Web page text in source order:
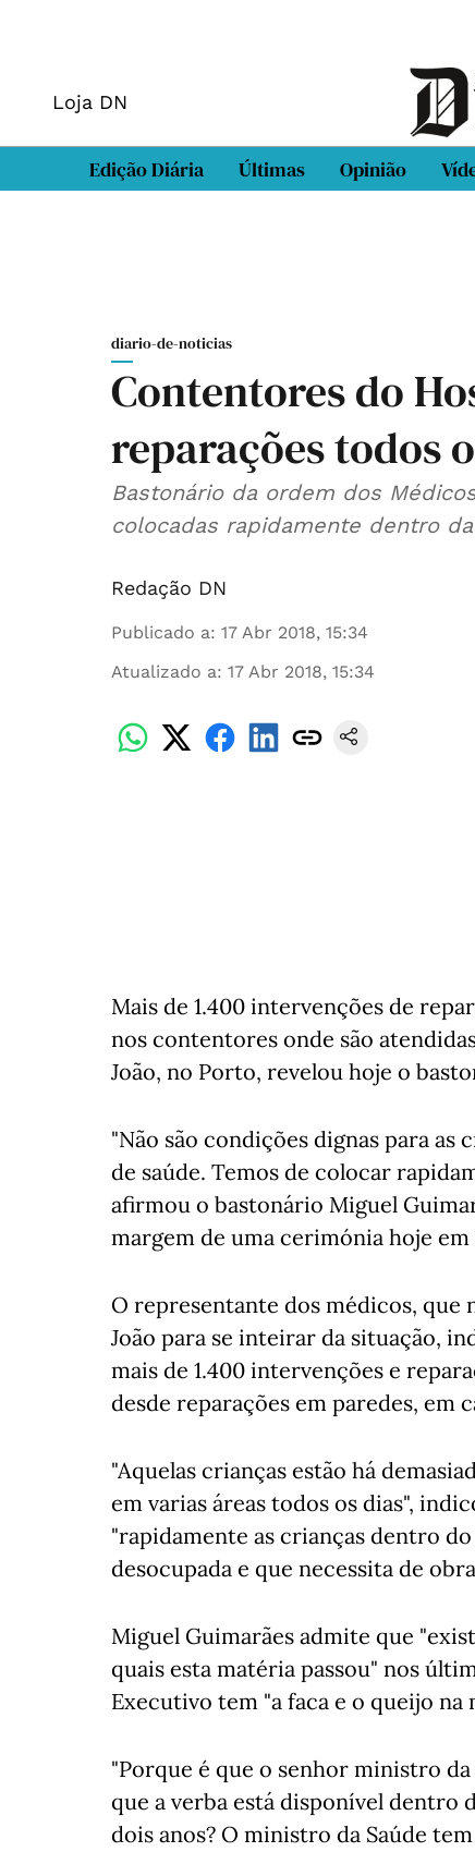
Loja DN
Edição Diária Últimas Opinião
diario-de-noticias
Contentores do
reparações todos
Bastonário da ordem dos
colocadas rapidamente dentro
Redação DN
Publicado a: 17 Abr 2018, 15:34
Atualizado a: 17 Abr 2018, 15:34
Mais de 1.400 intervenções de
nos contentores onde são
João, no Porto, revelou hoje o
"Não são condições dignas para as
de saúde. Temos de colocar
afirmou o bastonário Miguel
margem de uma cerimónia hoje em
O representante dos médicos, que
João para se inteirar da situação,
mais de 1.400 intervenções e
desde reparações em paredes, em
"Aquelas crianças estão há
em varias áreas todos os dias",
"rapidamente as crianças dentro
desocupada e que necessita de
Miguel Guimarães admite que
quais esta matéria passou" nos
Executivo tem "a faca e o queijo na
"Porque é que o senhor ministro
que a verba está disponível dentro
dois anos? O ministro da Saúde